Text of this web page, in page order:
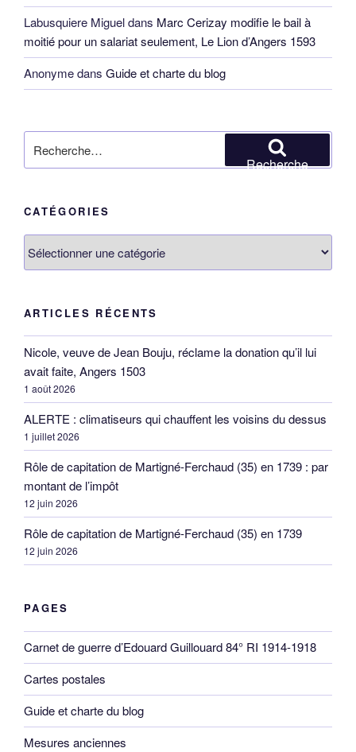
Labusquiere Migueldans Marc Cerizay modifie le bail à
moitié pour un salariat seulement, Le Lion d’Angers 1593
Anonymedans Guide et charte du blog
pour
Recherche
CATÉGORIES
ARTICLES RÉCENTS
Nicole, veuve de Jean Bouju, réclame la donation qu’il lui
avait faite, Angers 1503
1 août 2026
ALERTE : climatiseurs qui chauffent les voisins du dessus
1 juillet 2026
Rôle de capitation de Martigné-Ferchaud (35) en 1739 : par
montant de l’impôt
12 juin 2026
Rôle de capitation de Martigné-Ferchaud (35) en 1739
12 juin 2026
PAGES
Carnet de guerre d’Edouard Guillouard 84° RI 1914-1918
Cartes postales
Guide et charte du blog
Mesures anciennes